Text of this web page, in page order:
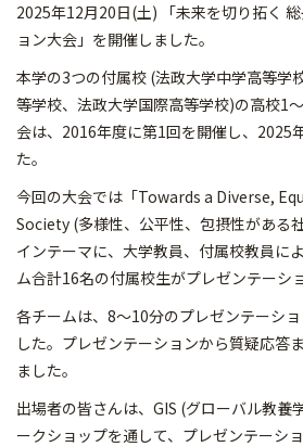
2025年12月20日(土) 「未来を切り拓く
ョン大会」を開催しました。
本学の3つの付属校 (法政大学中学高等学
等学校、法政大学国際高等学校)の高校1
会は、2016年度に第1回を開催し、2025
た。
今回の大会では「Towards a Diverse,
Society (多様性、公平性、包摂性がある
インテーマに、大学教員、付属校教員に
ム合計16名の付属校生がプレゼンテーシ
各チームは、8～10分のプレゼンテーシ
した。プレゼンテーションから質疑応答
ました。
出場者の皆さんは、GIS (グローバル教養
ークショップを通して、プレゼンテーシ